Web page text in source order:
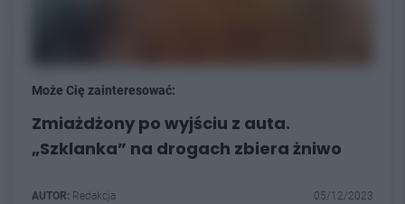
Może Cię zainteresować:
Zmiażdżony po wyjściu z auta.
„Szklanka” na drogach zbiera żniwo
AUTOR: Redakcja 05/12/2023